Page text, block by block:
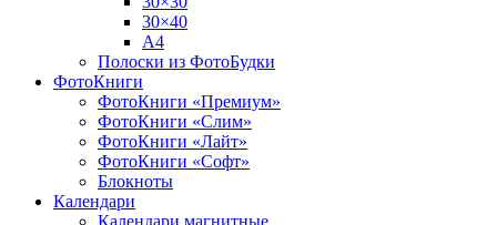
30×40
A4
Полоски из ФотоБудки
ФотоКниги
ФотоКниги «Премиум»
ФотоКниги «Слим»
ФотоКниги «Лайт»
ФотоКниги «Софт»
Блокноты
Календари
Календари магнитные